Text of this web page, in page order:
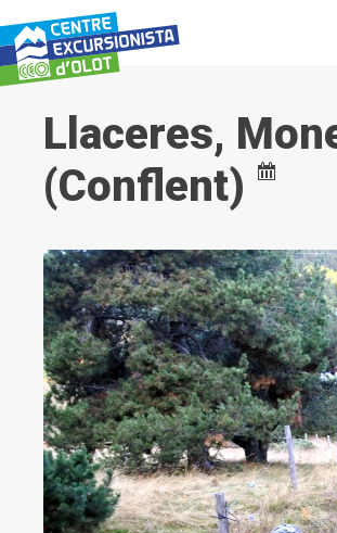
al
contingut
Llaceres,
(Conflent)